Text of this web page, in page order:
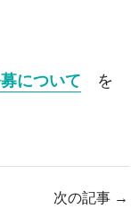
について を
次の記事 →